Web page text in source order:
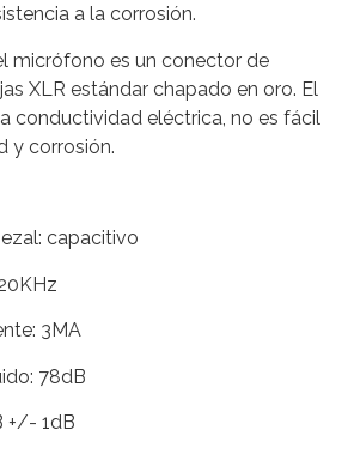
a la corrosión.
micrófono es un conector de
XLR estándar chapado en oro. El
conductividad eléctrica, no es fácil
y corrosión.
capacitivo
3MA
78dB
+/- 1dB